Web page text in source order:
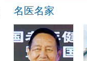
名医名家